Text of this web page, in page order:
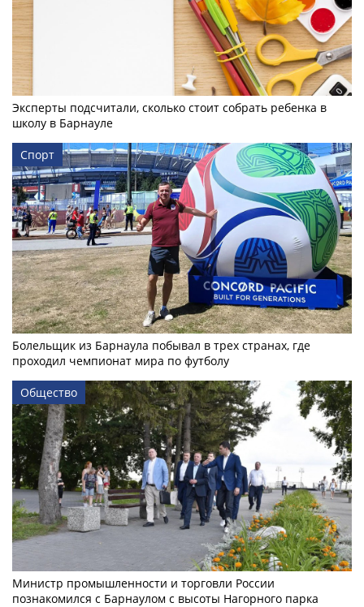
Эксперты подсчитали, сколько стоит собрать ребенка в
школу в Барнауле
Спорт
Болельщик из Барнаула побывал в трех странах, где
проходил чемпионат мира по футболу
Общество
Министр промышленности и торговли России
познакомился с Барнаулом с высоты Нагорного парка